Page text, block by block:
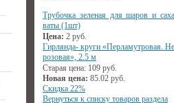
Трубочка зеленая для шаров и
ваты (1шт)
Цена: 2 руб.
Гирлянда- круги «Перламутровая.
розовая», 2.5 м
Старая цена: 109 руб.
Новая цена: 85.02 руб.
Скидка 22%
Вернуться к списку товаров раздела